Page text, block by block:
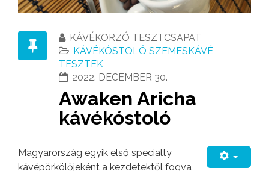
KÁVÉKORZÓ TESZTCSAPAT
KÁVÉKÓSTOLÓ SZEMESKÁVÉ
TESZTEK
2022. DECEMBER 30.
Awaken Aricha
kávékóstoló
Magyarország egyik első specialty
kávépörkölőjeként a kezdetektől fogva